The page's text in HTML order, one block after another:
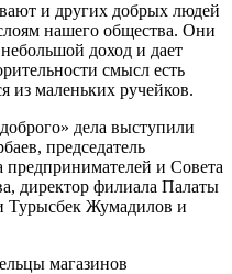
и других добрых людей
нашего общества. Они
доход и дает
смысл есть
из маленьких ручейков.
дела выступили
председатель
предпринимателей и Совета
директор филиала Палаты
Турысбек Жумадилов и
магазинов